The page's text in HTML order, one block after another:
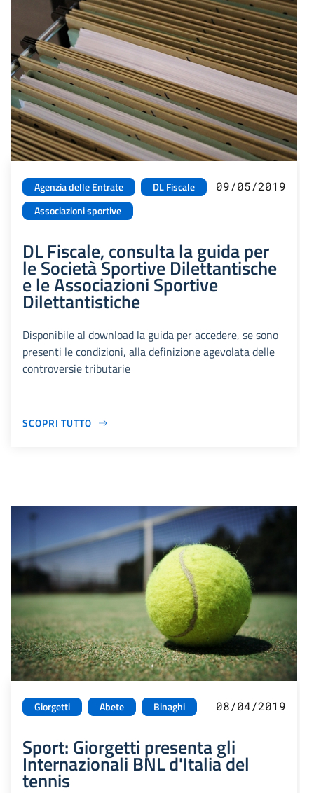
Agenzia delle Entrate
DL Fiscale
Associazioni sportive
09/05/2019
DL Fiscale, consulta la guida per
le Società Sportive Dilettantische
e le Associazioni Sportive
Dilettantistiche
Disponibile al download la guida per accedere, se sono
presenti le condizioni, alla definizione agevolata delle
controversie tributarie
SCOPRI TUTTO
Giorgetti Abete Binaghi 08/04/2019
Sport: Giorgetti presenta gli
Internazionali BNL d'Italia del
tennis